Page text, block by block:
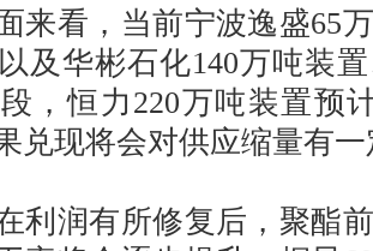
看，当前宁波逸盛65万
及华彬石化140万吨装
，恒力220万吨装置预
兑现将会对供应缩量有
润有所修复后，聚酯前